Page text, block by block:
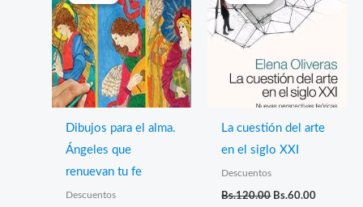
Dibujos para el alma.
Ángeles que
renuevan tu fe
Descuentos
La cuestión del arte
en el siglo XXI
Descuentos
Bs.120.00 El
Bs.60.00